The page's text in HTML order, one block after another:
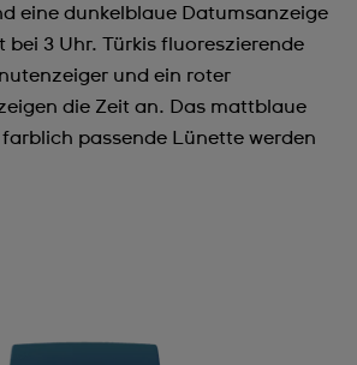
eine dunkelblaue Datumsanzeige
bei 3 Uhr. Türkis fluoreszierende
und ein roter
die Zeit an. Das mattblaue
passende Lünette werden